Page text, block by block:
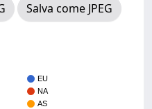
Salva come JPEG
EU
NA
AS